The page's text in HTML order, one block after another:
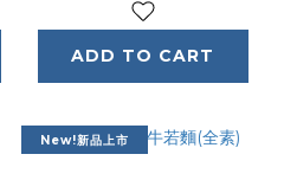
ADD TO CART
New!新品上市